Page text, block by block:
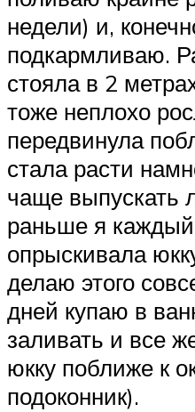
недели) и,
подкармливаю.
стояла в 2
тоже неплохо
передвинула
стала расти
чаще выпускать
раньше я
опрыскивала
делаю этого
дней купаю в
заливать и все
юкку поближе к
подоконник).